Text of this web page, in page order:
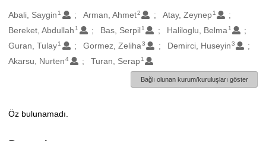
Oluşturanlar
Abali, Saygin 1 Arman, Ahmet2 Atay, Zeynep 1
Bereket, Abdullah 1 Bas, Serpil 1 Haliloglu, Belma 1
Guran, Tulay1 Gormez, Zeliha3 Demirci, Huseyin3
Akarsu, Nurten 4 Turan, Serap 1
Bağlı olunan kurum/kuruluşları göster
Açıklama
Öz bulunamadı.